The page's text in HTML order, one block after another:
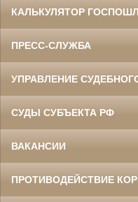
КАЛЬКУЛЯТОР
ПРЕСС-СЛУЖБА
УПРАВЛЕНИЕ
СУДЫ СУБЪЕКТА РФ
ВАКАНСИИ
ПРОТИВОДЕЙСТВИЕ